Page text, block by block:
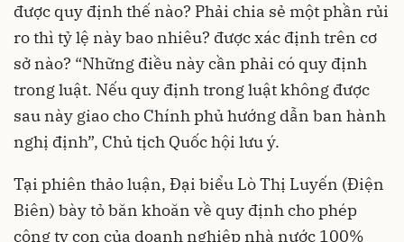
được quy định thế nào? Phải chia sẻ một phần rủi
ro thì tỷ lệ này bao nhiêu? được xác định trên cơ
sở nào? “Những điều này cần phải có quy định
trong luật. Nếu quy định trong luật không được
sau này giao cho Chính phủ hướng dẫn ban hành
nghị định”, Chủ tịch Quốc hội lưu ý.
Tại phiên thảo luận, Đại biểu Lò Thị Luyến (Điện
Biên) bày tỏ băn khoăn về quy định cho phép
công ty con của doanh nghiệp nhà nước 100%